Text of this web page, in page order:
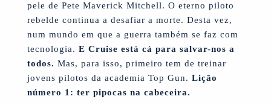
pele de Pete Maverick Mitchell. O eterno piloto
rebelde continua a desafiar a morte. Desta vez,
num mundo em que a guerra também se faz com
tecnologia. E Cruise está cá para salvar-nos a
todos. Mas, para isso, primeiro tem de treinar
jovens pilotos da academia Top Gun. Lição
número 1: ter pipocas na cabeceira.